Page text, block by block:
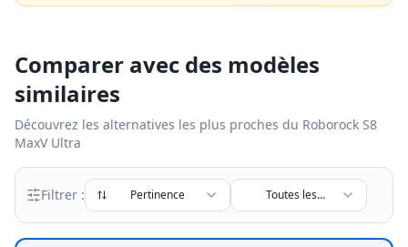
Comparer avec des modèles
similaires
Découvrez les alternatives les plus proches du Roborock S8
MaxV Ultra
Filtrer : Pertinence
Toutes les
marques